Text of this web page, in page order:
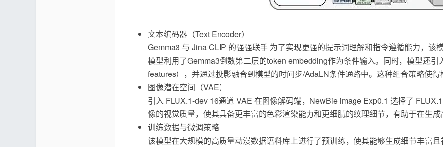
文本编码器（Text Encoder）
Gemma3 与 Jina CLIP 的强强联手 为了实现更强的提示词理解和指令遵循能力，该
模型利用了Gemma3倒数第二层的token embedding作为条件输入。同时，模型还
features），并通过投影融合到模型的时间步/AdaLN条件通路中。这种组合策略使
图像潜在空间（VAE）
引入 FLUX.1-dev 16通道 VAE 在图像解码端，NewBie image Exp0.1 选择了
像的视觉质量，使其具备更丰富的色彩渲染能力和更细腻的纹理细节，有助于在生
训练数据与微调策略
该模型在大规模的高质量动漫数据语料库上进行了预训练，使其能够生成细节丰富